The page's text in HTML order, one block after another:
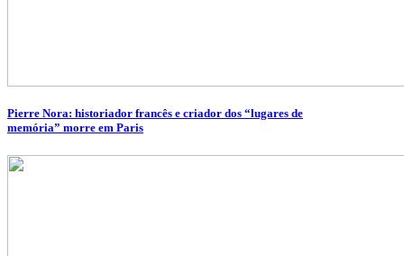
Pierre Nora: historiador francês e criador dos “lugares de
memória” morre em Paris